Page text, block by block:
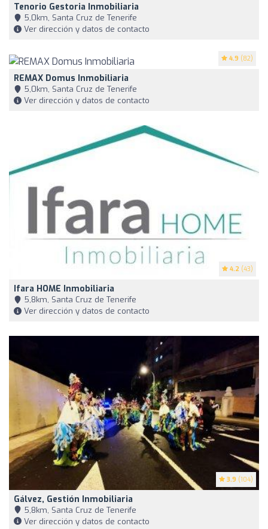
Tenorio Gestoria Inmobiliaria
5,0km, Santa Cruz de Tenerife
Ver dirección y datos de contacto
4.9 (82)
REMAX Domus Inmobiliaria
5,0km, Santa Cruz de Tenerife
Ver dirección y datos de contacto
4.2 (43)
Ifara HOME Inmobiliaria
5,8km, Santa Cruz de Tenerife
Ver dirección y datos de contacto
3.9 (104)
Gálvez, Gestión Inmobiliaria
5,8km, Santa Cruz de Tenerife
Ver dirección y datos de contacto